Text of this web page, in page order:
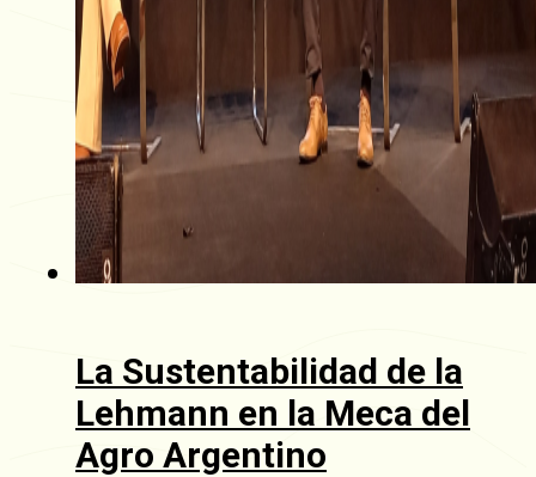
La Sustentabilidad de la
Lehmann en la Meca del
Agro Argentino